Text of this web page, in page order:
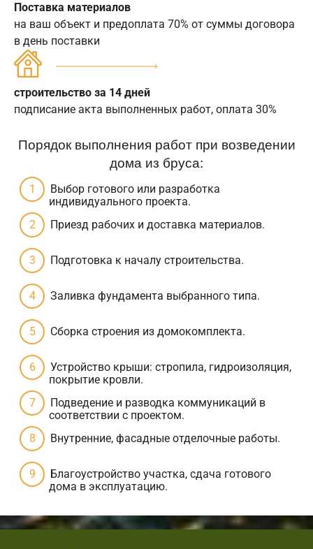
Поставка материалов
на ваш объект и предоплата 70% от суммы договора
в день поставки
строительство за 14 дней
подписание акта выполненных работ, оплата 30%
Порядок выполнения работ при возведении
дома из бруса:
Выбор готового или разработка
индивидуального проекта.
Приезд рабочих и доставка материалов.
Подготовка к началу строительства.
Заливка фундамента выбранного типа.
Сборка строения из домокомплекта.
Устройство крыши: стропила, гидроизоляция,
покрытие кровли.
Подведение и разводка коммуникаций в
соответствии с проектом.
Внутренние, фасадные отделочные работы.
Благоустройство участка, сдача готового
дома в эксплуатацию.